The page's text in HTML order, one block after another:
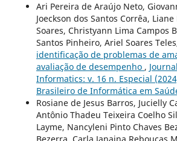
Ari Pereira de Araújo Neto,
Joeckson dos Santos Corrêa,
Soares, Christyann Lima Campos
Santos Pinheiro, Ariel Soares
identificação de problemas de
avaliação de desempenho ,
Informatics: v. 16 n. Especial
Brasileiro de Informática em
Rosiane de Jesus Barros, Jucielly
Antônio Thadeu Teixeira Coelho
Layme, Nancyleni Pinto Chaves